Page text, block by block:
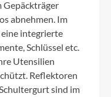
Gepäckträger
abnehmen. Im
integrierte
Schlüssel etc.
Utensilien
Reflektoren
sind im